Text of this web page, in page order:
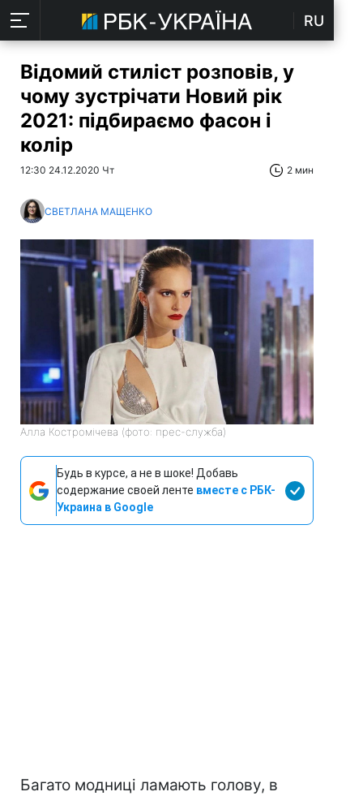
RU
Відомий стиліст розповів, у
чому зустрічати Новий рік
2021: підбираємо фасон і
колір
12:30 24.12.2020 Чт 2 мин
СВЕТЛАНА МАЩЕНКО
Алла Костромічева (фото: прес-служба)
Будь в курсе, а не в шоке! Добавь
содержание своей ленте вместе с РБК-
Украина в Google
Багато модниці ламають голову, в